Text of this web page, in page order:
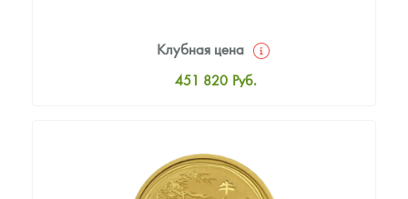
Клубная цена
451 820 Руб.
Цена выкупа
393 460 Руб.